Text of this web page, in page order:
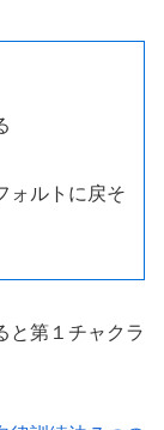
ォルトに戻そ
と第１チャクラ